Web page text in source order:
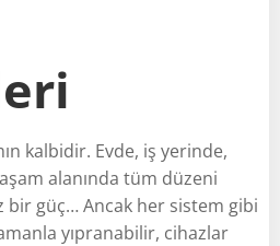
kalbidir. Evde, iş yerinde,
alanında tüm düzeni
güç… Ancak her sistem gibi
yıpranabilir, cihazlar